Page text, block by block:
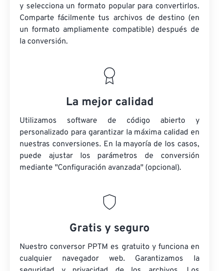
y selecciona un formato popular para convertirlos.
Comparte fácilmente tus archivos de destino (en
un formato ampliamente compatible) después de
la conversión.
La mejor calidad
Utilizamos software de código abierto y
personalizado para garantizar la máxima calidad en
nuestras conversiones. En la mayoría de los casos,
puede ajustar los parámetros de conversión
mediante "Configuración avanzada" (opcional).
Gratis y seguro
Nuestro conversor PPTM es gratuito y funciona en
cualquier navegador web. Garantizamos la